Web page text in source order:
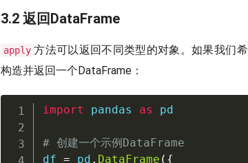
3.2 返回DataFrame
apply 方法可以返回不同类型的对象。如果我们
构造并返回一个DataFrame：
import pandas as pd
# 创建一个示例DataFrame
df = pd . DataFrame ( {